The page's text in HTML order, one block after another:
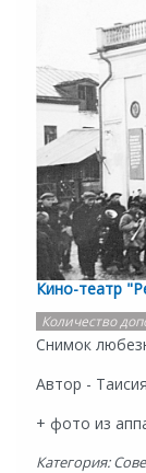
Кино-театр
Количество
Снимок
Автор -
+ фото из
Категория: